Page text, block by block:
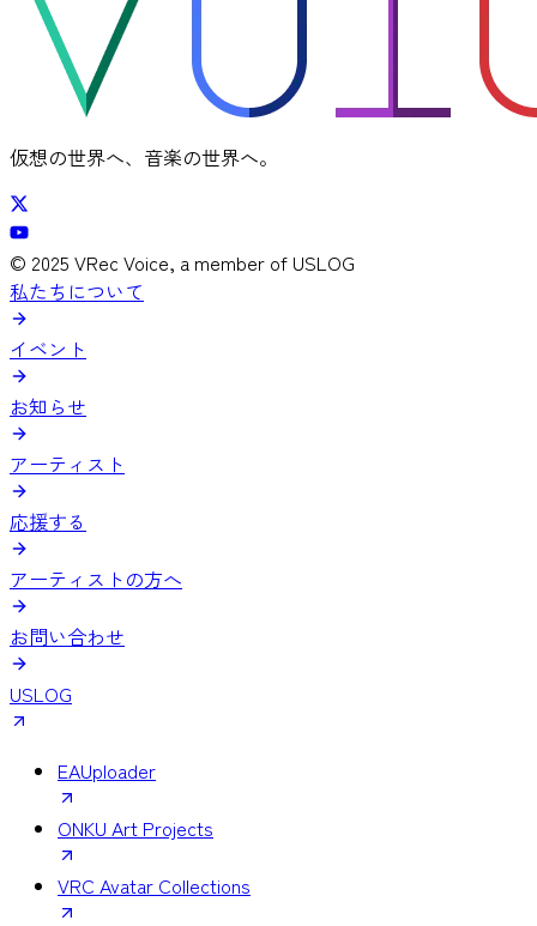
仮想の世界へ、音楽の世界へ。
© 2025 VRec Voice, a member of USLOG
私たちについて
イベント
お知らせ
アーティスト
応援する
アーティストの方へ
お問い合わせ
USLOG
EAUploader
ONKU Art Projects
VRC Avatar Collections